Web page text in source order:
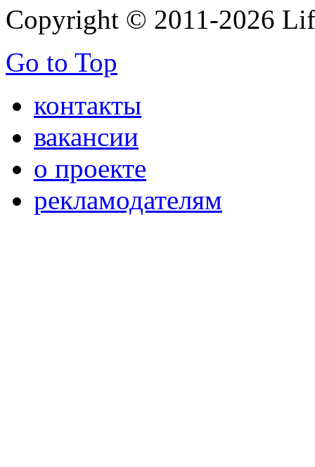
Copyright © 2011-2026
Go to Top
контакты
вакансии
о проекте
рекламодателям